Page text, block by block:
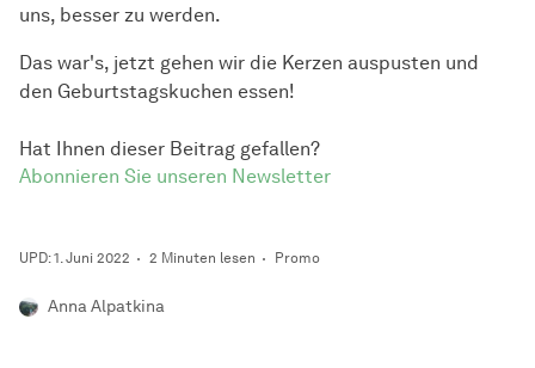
uns, besser zu werden.
Das war's, jetzt gehen wir die Kerzen auspusten und
den Geburtstagskuchen essen!
Hat Ihnen dieser Beitrag gefallen?
Abonnieren Sie unseren Newsletter
UPD: 1. Juni 2022 2 Minuten lesen Promo
Anna Alpatkina